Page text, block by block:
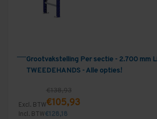
Grootvakstelling Per sectie - 2.700 mm
TWEEDEHANDS - Alle opties!
Excl. BTW
€138,93
€105,93
Incl. BTW€128,18